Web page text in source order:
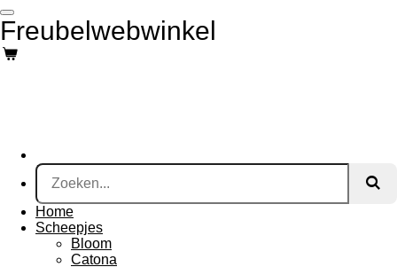
Ga
direct
naar
de
Freubelwebwinkel
Home
Scheepjes
Bloom
Catona